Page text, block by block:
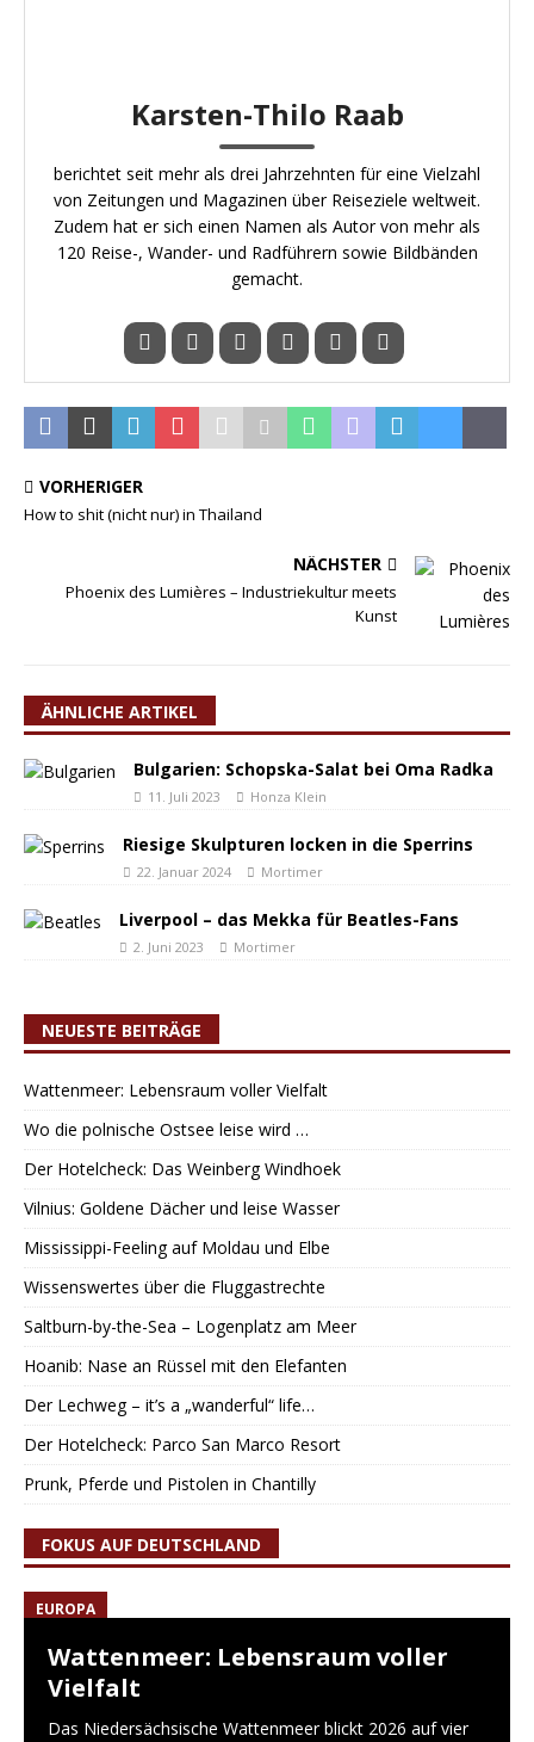
Karsten-Thilo Raab
berichtet seit mehr als drei Jahrzehnten für eine Vielzahl
von Zeitungen und Magazinen über Reiseziele weltweit.
Zudem hat er sich einen Namen als Autor von mehr als
120 Reise-, Wander- und Radführern sowie Bildbänden
gemacht.
VORHERIGER
How to shit (nicht nur) in Thailand
NÄCHSTER
Phoenix des Lumières – Industriekultur meets
Kunst
ÄHNLICHE ARTIKEL
Bulgarien: Schopska-Salat bei Oma Radka
11. Juli 2023 Honza Klein
Riesige Skulpturen locken in die Sperrins
22. Januar 2024 Mortimer
Liverpool – das Mekka für Beatles-Fans
2. Juni 2023 Mortimer
NEUESTE BEITRÄGE
Wattenmeer: Lebensraum voller Vielfalt
Wo die polnische Ostsee leise wird …
Der Hotelcheck: Das Weinberg Windhoek
Vilnius: Goldene Dächer und leise Wasser
Mississippi-Feeling auf Moldau und Elbe
Wissenswertes über die Fluggastrechte
Saltburn-by-the-Sea – Logenplatz am Meer
Hoanib: Nase an Rüssel mit den Elefanten
Der Lechweg – it’s a „wanderful“ life…
Der Hotelcheck: Parco San Marco Resort
Prunk, Pferde und Pistolen in Chantilly
FOKUS AUF DEUTSCHLAND
EUROPA
Wattenmeer: Lebensraum voller
Vielfalt
Das Niedersächsische Wattenmeer blickt 2026 auf vier